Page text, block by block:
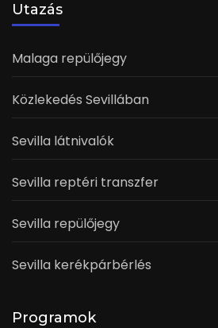
Utazás
Malaga repülőjegy
Közlekedés Sevillában
Sevilla látnivalók
Sevilla reptéri transzfer
Sevilla repülőjegy
Sevilla kerékpárbérlés
Programok